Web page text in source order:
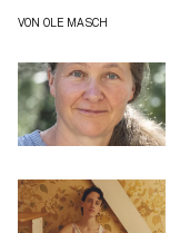
VON OLE MASCH